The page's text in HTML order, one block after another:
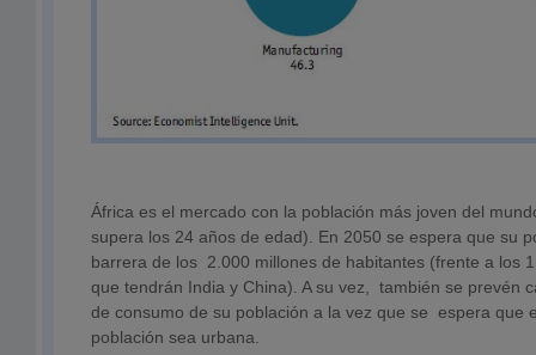
África es el mercado con la población más joven del
supera los 24 años de edad). En 2050 se espera que su
barrera de los 2.000 millones de habitantes (frente a los
que tendrán India y China). A su vez, también se prevén
de consumo de su población a la vez que se espera que
población sea urbana.